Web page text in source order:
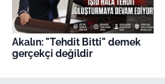
Akalın: "Tehdit Bitti" demek
gerçekçi değildir